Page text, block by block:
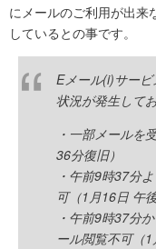
にメールのご利用が出来
しているとの事です。
Eメール(i)サー
状況が発生して
・一部メールを
36分復旧）
・午前9時37分
可（1月16日 午
・午前9時37分
ール閲覧不可（